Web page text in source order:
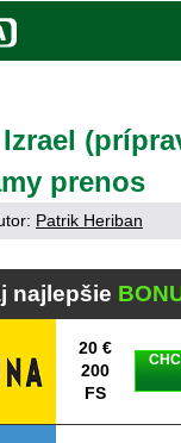
prenos
Patrik Heriban
najlepšie
20 €
200
FS